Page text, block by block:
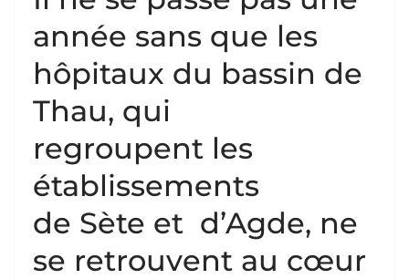
année sans que les
hôpitaux du bassin de
Thau, qui
regroupent les
établissements
de Sète et d’Agde, ne
se retrouvent au cœur